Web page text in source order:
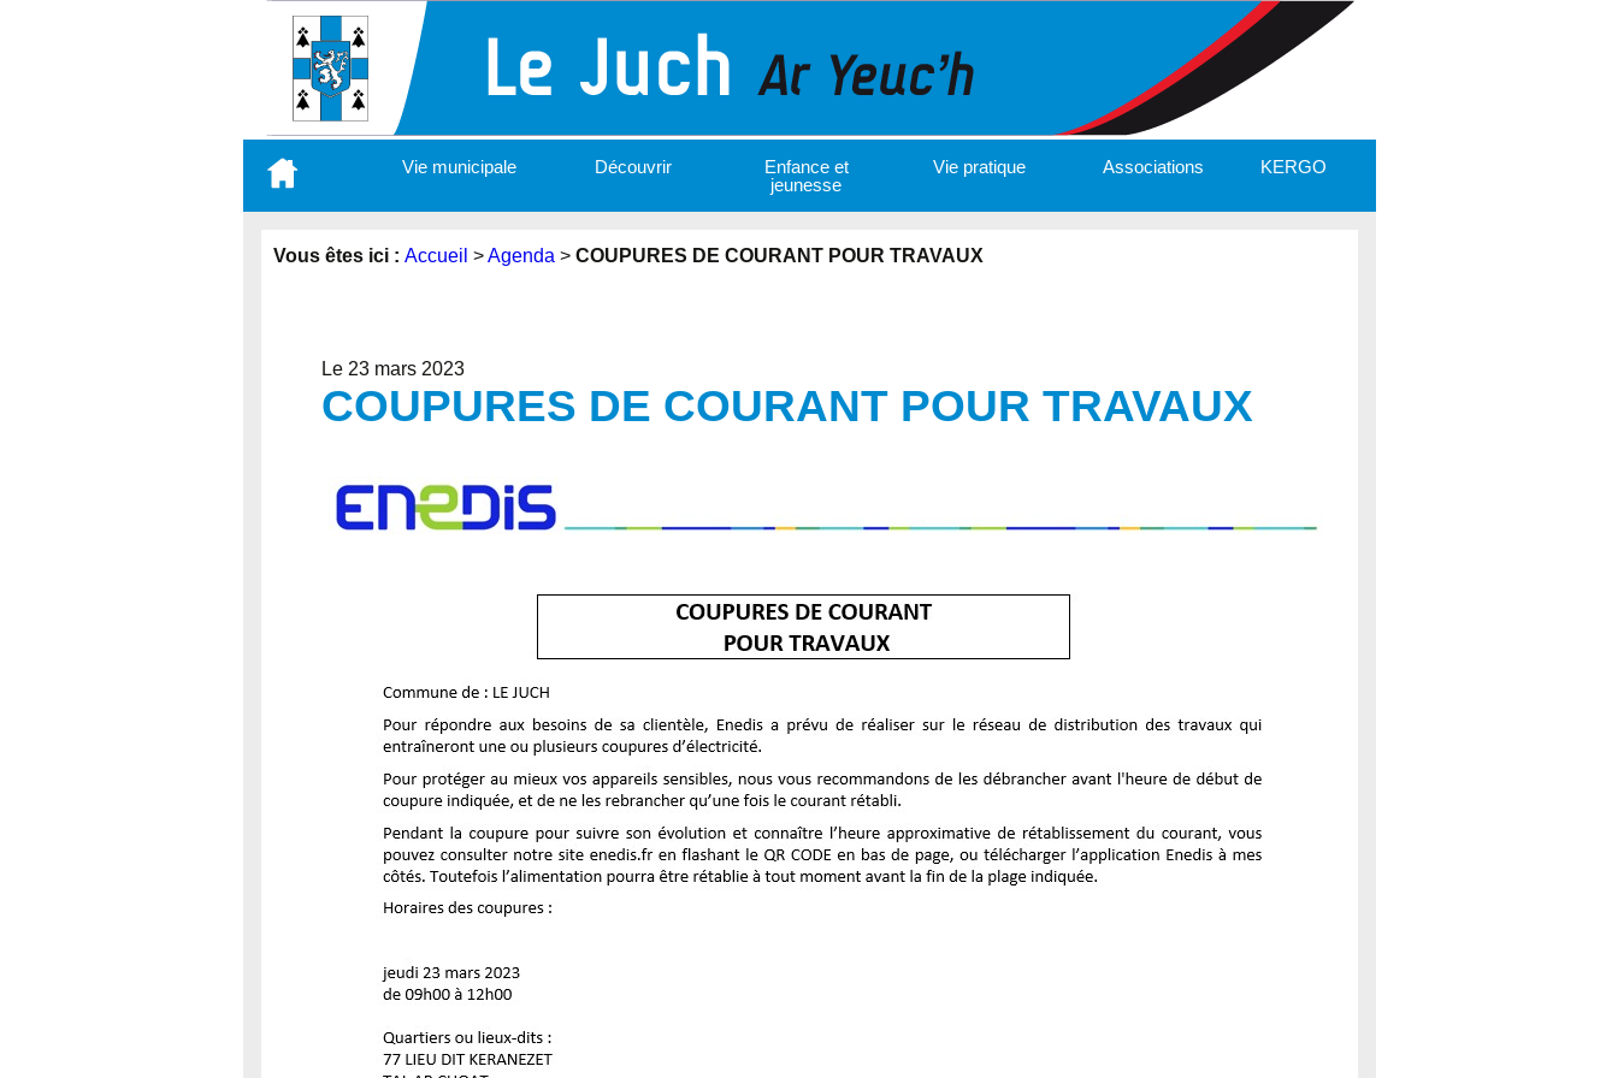
contenu
Vie municipale Découvrir
Enfance et
jeunesse
Vie pratique Associations KERGO
Vous êtes ici : Accueil >Agenda > COUPURES DE COURANTPOUR TRAVAUX
Le 23 mars 2023
COUPURES DE COURANTPOUR TRAVAUX